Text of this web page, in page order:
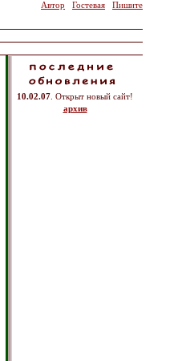
Автор Гостевая Пишите
10.02.07 . Открыт новый сайт!
архив